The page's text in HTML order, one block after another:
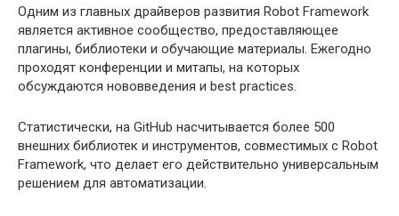
Одним из главных драйверов развития Robot Framework
является активное сообщество, предоставляющее
плагины, библиотеки и обучающие материалы. Ежегодно
проходят конференции и митапы, на которых
обсуждаются нововведения и best practices.
Статистически, на GitHub насчитывается более 500
внешних библиотек и инструментов, совместимых с Robot
Framework, что делает его действительно универсальным
решением для автоматизации.